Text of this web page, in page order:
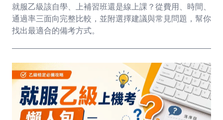
就服乙級該自學、上補習班還是線上課？從費用、時間、
通過率三面向完整比較，並附選擇建議與常見問題，幫你
找出最適合的備考方式。